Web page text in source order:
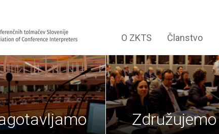
O ZKTS
Članstvo
Združujemo